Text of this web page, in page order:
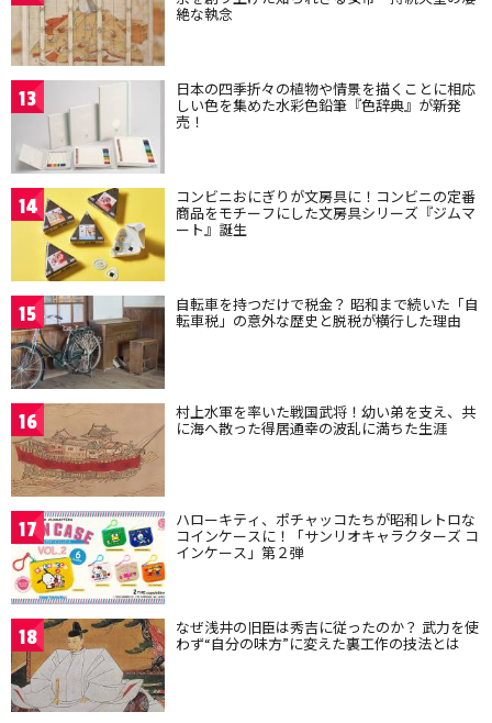
絶な執念
13 日本の四季折々の植物や情景を描くことに相応
しい色を集めた水彩色鉛筆『色辞典』が新発
売！
14 コンビニおにぎりが文房具に！コンビニの定番
商品をモチーフにした文房具シリーズ『ジムマ
ート』誕生
15 自転車を持つだけで税金？ 昭和まで続いた「自
転車税」の意外な歴史と脱税が横行した理由
16 村上水軍を率いた戦国武将！幼い弟を支え、共
に海へ散った得居通幸の波乱に満ちた生涯
17 ハローキティ、ポチャッコたちが昭和レトロな
コインケースに！「サンリオキャラクターズ コ
インケース」第２弾
18 なぜ浅井の旧臣は秀吉に従ったのか？ 武力を使
わず“自分の味方”に変えた裏工作の技法とは